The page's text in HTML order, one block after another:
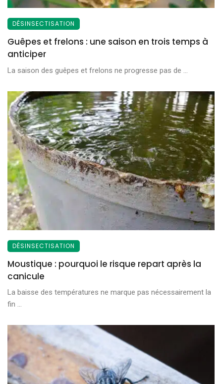
DÉSINSECTISATION
Guêpes et frelons : une saison en trois temps à
anticiper
La saison des guêpes et frelons ne progresse pas de ...
DÉSINSECTISATION
Moustique : pourquoi le risque repart après la
canicule
La baisse des températures ne marque pas nécessairement la
fin ...